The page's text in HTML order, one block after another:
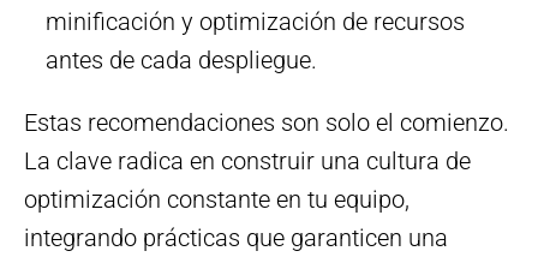
minificación y optimización de recursos
antes de cada despliegue.
Estas recomendaciones son solo el comienzo.
La clave radica en construir una cultura de
optimización constante en tu equipo,
integrando prácticas que garanticen una